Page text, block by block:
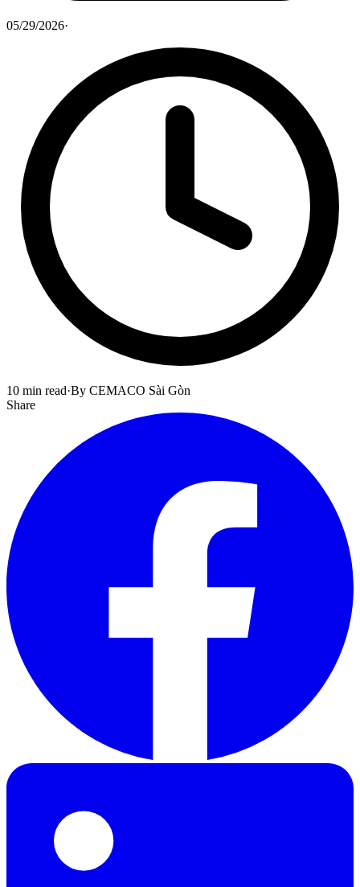
05/29/2026·
10 min read·By CEMACO Sài Gòn
Share